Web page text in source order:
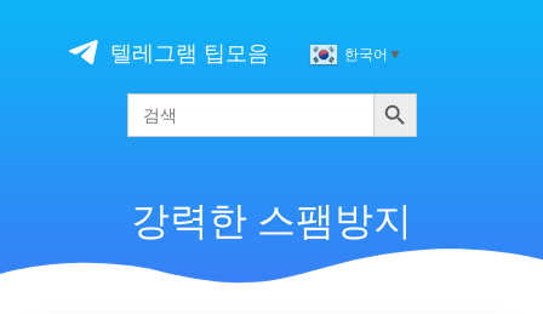
content
텔레그램 팁모음 한국어▼
Search
for:
검색
강력한 스팸방지